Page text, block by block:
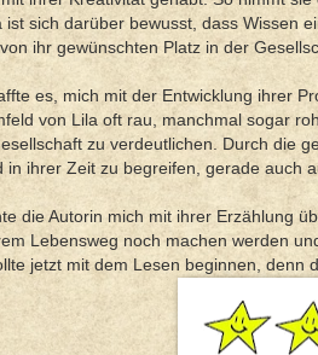
ist sich darüber bewusst, dass Wissen
ihr gewünschten Platz in der
es, mich mit der Entwicklung ihrer
von Lila oft rau, manchmal sogar
zu verdeutlichen. Durch die
in ihrer Zeit zu begreifen, gerade auch
die Autorin mich mit ihrer Erzählung
Lebensweg noch machen werden
jetzt mit dem Lesen beginnen, denn